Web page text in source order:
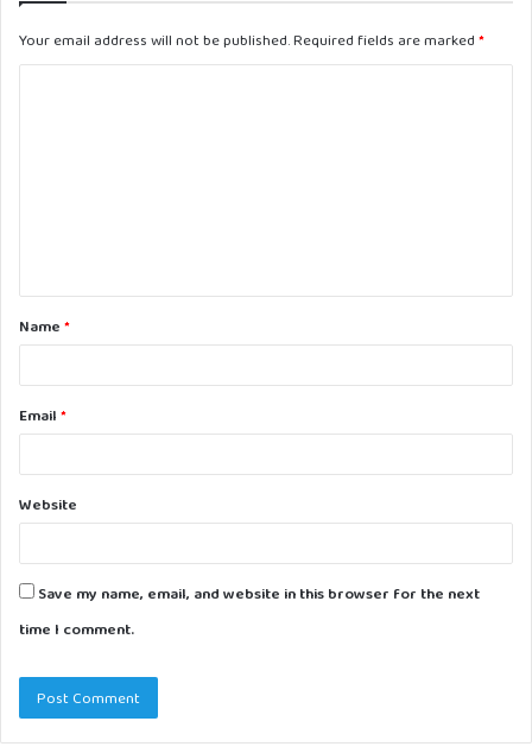
Your email address will not be published.Required fields are marked *
t
*Name *
Email *
Website
Save my name, email, and website in this browser for the next
time I comment.